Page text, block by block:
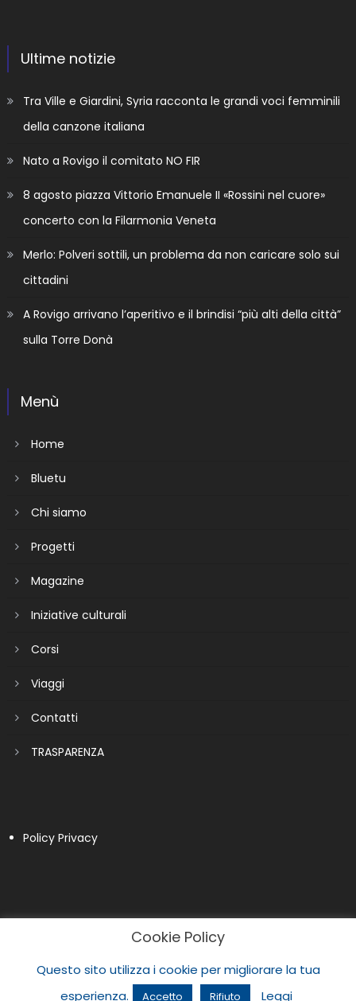
Ultime notizie
Tra Ville e Giardini, Syria racconta le grandi voci femminili
della canzone italiana
Nato a Rovigo il comitato NO FIR
8 agosto piazza Vittorio Emanuele II «Rossini nel cuore»
concerto con la Filarmonia Veneta
Merlo: Polveri sottili, un problema da non caricare solo sui
cittadini
A Rovigo arrivano l’aperitivo e il brindisi “più alti della città”
sulla Torre Donà
Menù
Home
Bluetu
Chi siamo
Progetti
Magazine
Iniziative culturali
Corsi
Viaggi
Contatti
TRASPARENZA
Policy Privacy
Cookie Policy
Questo sito utilizza i cookie per migliorare la tua
esperienza.
Accetto Rifiuto Leggi